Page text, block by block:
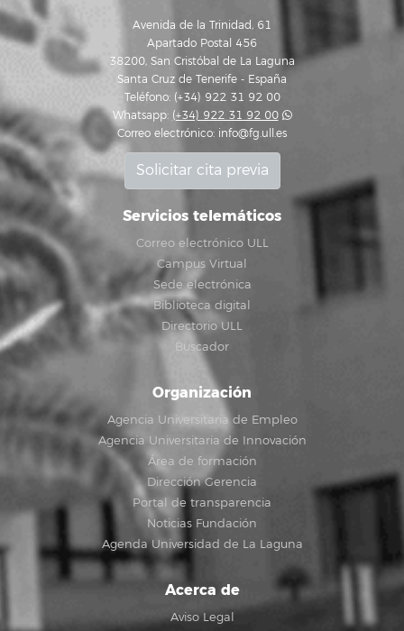
Avenida de la Trinidad, 61
Apartado Postal 456
38200, San Cristóbal de La Laguna
Santa Cruz de Tenerife - España
Teléfono: (+34) 922 31 92 00
Whatsapp: (+34) 922 31 92 00
Correo electrónico: info@fg.ull.es
Solicitar cita previa
Servicios telemáticos
Correo electrónico ULL
Campus Virtual
Sede electrónica
Biblioteca digital
Directorio ULL
Buscador
Organización
Agencia Universitaria de Empleo
Agencia Universitaria de Innovación
Área de formación
Dirección Gerencia
Portal de transparencia
Noticias Fundación
Agenda Universidad de La Laguna
Acerca de
Aviso Legal